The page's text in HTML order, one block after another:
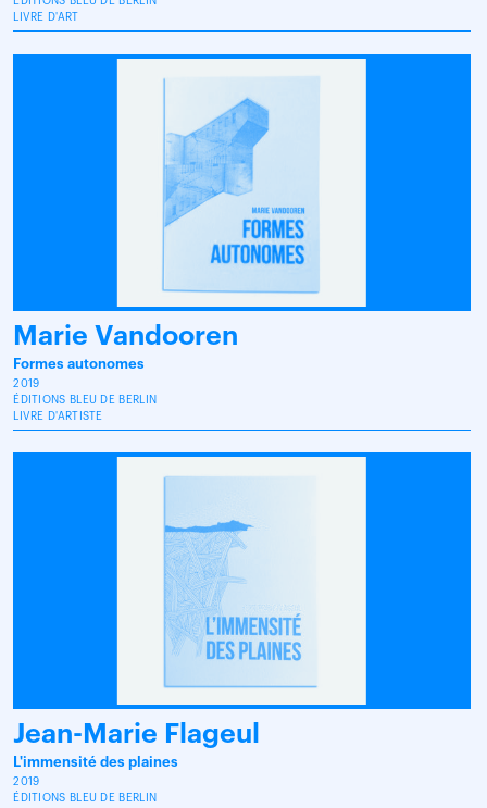
LIVRE D'ART
Marie Vandooren
Formes autonomes
2019
ÉDITIONS BLEU DE BERLIN
LIVRE D'ARTISTE
Jean-Marie Flageul
L'immensité des plaines
2019
ÉDITIONS BLEU DE BERLIN